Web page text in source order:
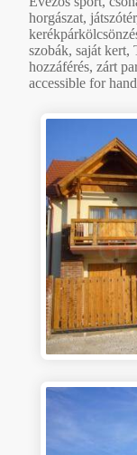
horgászat,
szobák, saját kert,
hozzáférés, zárt
accessible for